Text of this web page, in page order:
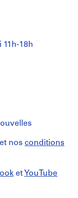
11h-18h
et nos conditions
et YouTube